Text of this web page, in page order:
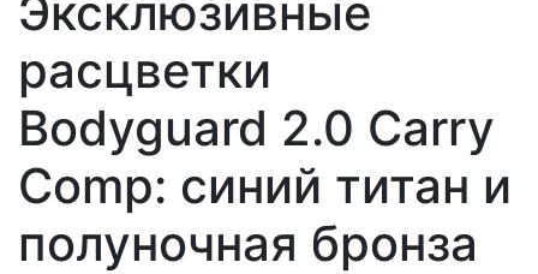
Эксклюзивные
расцветки
Bodyguard 2.0 Carry
Comp: синий титан и
полуночная бронза